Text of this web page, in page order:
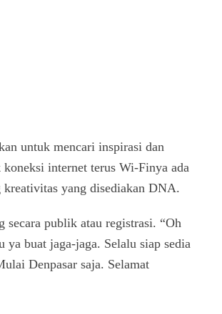
untuk mencari inspirasi dan
internet terus Wi-Finya ada
yang disediakan DNA.
secara publik atau registrasi. “Oh
buat jaga-jaga. Selalu siap sedia
Denpasar saja. Selamat